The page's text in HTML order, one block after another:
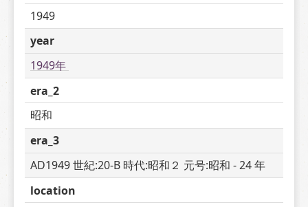
1949
year
1949年
era_2
昭和
era_3
AD1949 世紀:20-B 時代:昭和２ 元号:昭和 - 24 年
location